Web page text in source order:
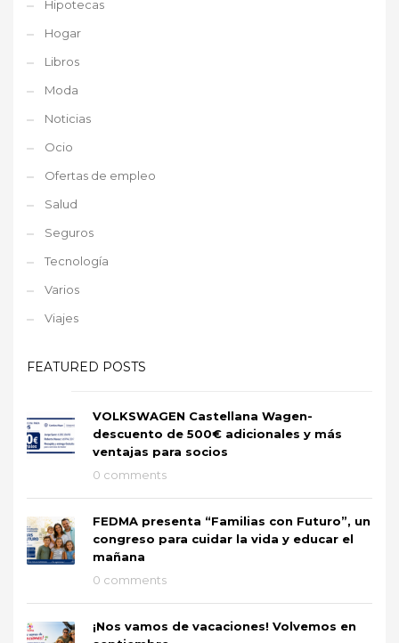
Hipotecas
Hogar
Libros
Moda
Noticias
Ocio
Ofertas de empleo
Salud
Seguros
Tecnología
Varios
Viajes
FEATURED POSTS
VOLKSWAGEN Castellana Wagen-
descuento de 500€ adicionales y más
ventajas para socios
0 comments
FEDMA presenta “Familias con Futuro”, un
congreso para cuidar la vida y educar el
mañana
0 comments
¡Nos vamos de vacaciones! Volvemos en